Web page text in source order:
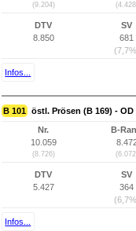
(9.204)
DTV
8.850
SV
681
Infos...
B 101 östl. Prösen (B 169) -
Nr.
10.059
(8.726)
B-
DTV
5.427
SV
364
Infos...